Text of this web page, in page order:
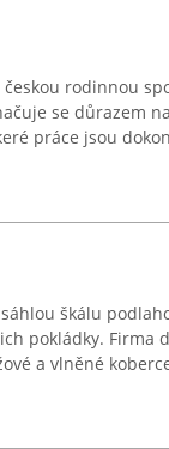
rodinnou
se důrazem
práce jsou
škálu
pokládky. Firma
a vlněné